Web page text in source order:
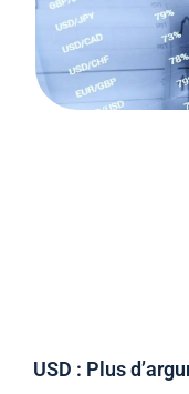
USD : Plus